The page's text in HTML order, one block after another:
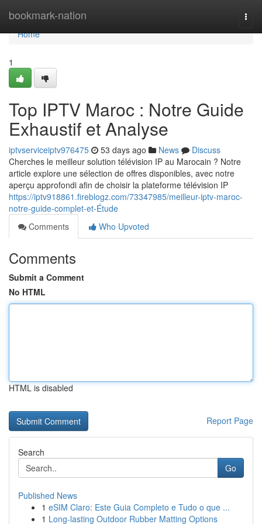
bookmark-nation
Home
Home
1
Top IPTV Maroc : Notre Guide
Exhaustif et Analyse
iptvserviceiptv976475 53 days ago News
Discuss
Cherches le meilleur solution télévision IP au Marocain ? Notre
article explore une sélection de offres disponibles, avec notre
aperçu approfondi afin de choisir la plateforme télévision IP
https://iptv918861.fireblogz.com/73347985/meilleur-iptv-maroc-
notre-guide-complet-et-Étude
Comments
Who Upvoted
Comments
Submit a Comment
No HTML
HTML is disabled
Report Page
Search
Go
Published News
1 eSIM Claro: Este Guia Completo e Tudo o que ...
1 Long-lasting Outdoor Rubber Matting Options